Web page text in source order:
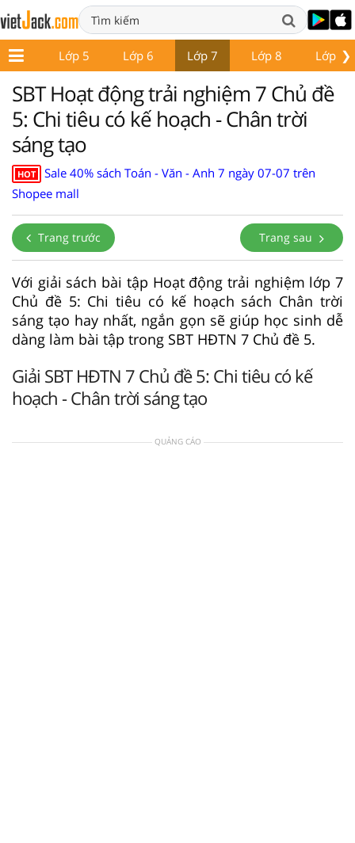
❯
4 Lớp 5 Lớp 6 Lớp 7 Lớp 8 Lớp 9
SBT Hoạt động trải nghiệm 7 Chủ đề
5: Chi tiêu có kế hoạch - Chân trời
sáng tạo
HOT
Sale 40% sách Toán - Văn - Anh 7 ngày 07-07 trên
Shopee mall
Trang trước Trang sau
Với giải sách bài tập Hoạt động trải nghiệm lớp 7
Chủ đề 5: Chi tiêu có kế hoạch sách Chân trời
sáng tạo hay nhất, ngắn gọn sẽ giúp học sinh dễ
dàng làm bài tập trong SBT HĐTN 7 Chủ đề 5.
Giải SBT HĐTN 7 Chủ đề 5: Chi tiêu có kế
hoạch - Chân trời sáng tạo
QUẢNG CÁO